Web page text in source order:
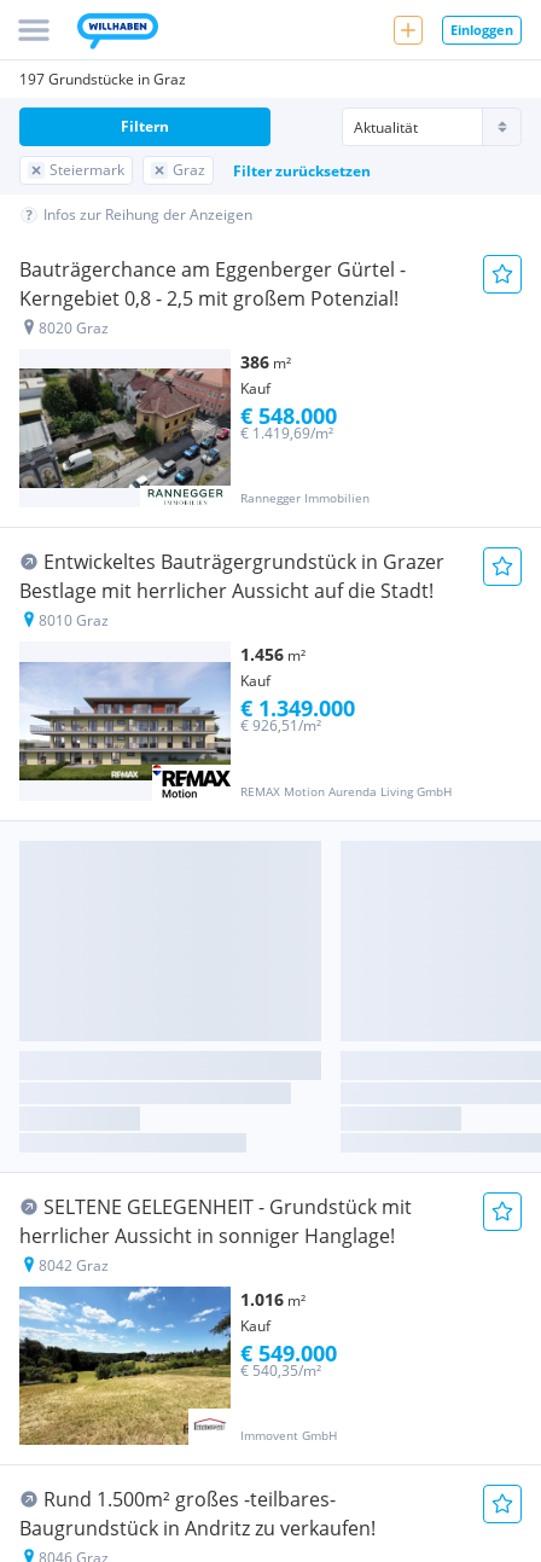
Einloggen
197 Grundstücke in Graz
Steiermark Graz Filter zurücksetzen
Filtern
Infos zur Reihung der Anzeigen
Bauträgerchance am Eggenberger Gürtel -
Kerngebiet 0,8 - 2,5 mit großem Potenzial!
8020 Graz
386 m²
Kauf
Rannegger Immobilien
€ 1.419,69/m²
€ 548.000
Entwickeltes Bauträgergrundstück in Grazer
Bestlage mit herrlicher Aussicht auf die Stadt!
8010 Graz
1.456 m²
Kauf
REMAX Motion Aurenda Living GmbH
€ 926,51/m²
€ 1.349.000
SELTENE GELEGENHEIT - Grundstück mit
herrlicher Aussicht in sonniger Hanglage!
8042 Graz
1.016 m²
Kauf
Immovent GmbH
€ 540,35/m²
€ 549.000
Rund 1.500m² großes -teilbares-
Baugrundstück in Andritz zu verkaufen!